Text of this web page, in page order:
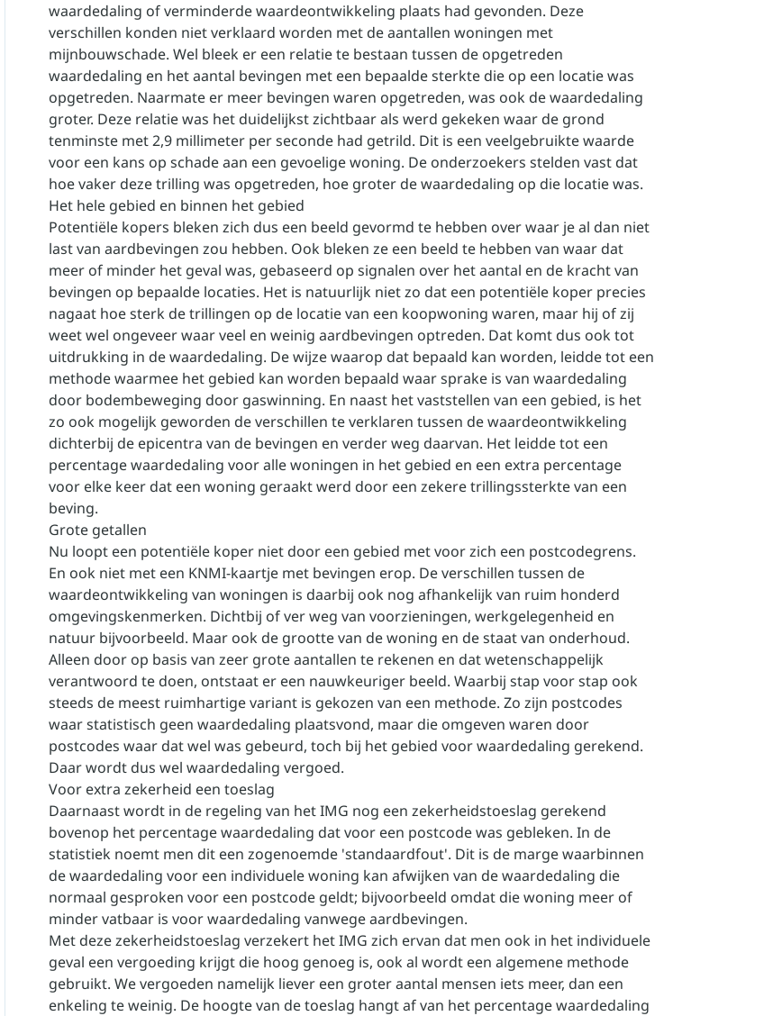
waardedaling of verminderde waardeontwikkeling plaats had gevonden. Deze
verschillen konden niet verklaard worden met de aantallen woningen met
mijnbouwschade. Wel bleek er een relatie te bestaan tussen de opgetreden
waardedaling en het aantal bevingen met een bepaalde sterkte die op een locatie was
opgetreden. Naarmate er meer bevingen waren opgetreden, was ook de waardedaling
groter. Deze relatie was het duidelijkst zichtbaar als werd gekeken waar de grond
tenminste met 2,9 millimeter per seconde had getrild. Dit is een veelgebruikte waarde
voor een kans op schade aan een gevoelige woning. De onderzoekers stelden vast dat
hoe vaker deze trilling was opgetreden, hoe groter de waardedaling op die locatie was.
Het hele gebied en binnen het gebied
Potentiële kopers bleken zich dus een beeld gevormd te hebben over waar je al dan niet
last van aardbevingen zou hebben. Ook bleken ze een beeld te hebben van waar dat
meer of minder het geval was, gebaseerd op signalen over het aantal en de kracht van
bevingen op bepaalde locaties. Het is natuurlijk niet zo dat een potentiële koper precies
nagaat hoe sterk de trillingen op de locatie van een koopwoning waren, maar hij of zij
weet wel ongeveer waar veel en weinig aardbevingen optreden. Dat komt dus ook tot
uitdrukking in de waardedaling. De wijze waarop dat bepaald kan worden, leidde tot een
methode waarmee het gebied kan worden bepaald waar sprake is van waardedaling
door bodembeweging door gaswinning. En naast het vaststellen van een gebied, is het
zo ook mogelijk geworden de verschillen te verklaren tussen de waardeontwikkeling
dichterbij de epicentra van de bevingen en verder weg daarvan. Het leidde tot een
percentage waardedaling voor alle woningen in het gebied en een extra percentage
voor elke keer dat een woning geraakt werd door een zekere trillingssterkte van een
beving.
Grote getallen
Nu loopt een potentiële koper niet door een gebied met voor zich een postcodegrens.
En ook niet met een KNMI-kaartje met bevingen erop. De verschillen tussen de
waardeontwikkeling van woningen is daarbij ook nog afhankelijk van ruim honderd
omgevingskenmerken. Dichtbij of ver weg van voorzieningen, werkgelegenheid en
natuur bijvoorbeeld. Maar ook de grootte van de woning en de staat van onderhoud.
Alleen door op basis van zeer grote aantallen te rekenen en dat wetenschappelijk
verantwoord te doen, ontstaat er een nauwkeuriger beeld. Waarbij stap voor stap ook
steeds de meest ruimhartige variant is gekozen van een methode. Zo zijn postcodes
waar statistisch geen waardedaling plaatsvond, maar die omgeven waren door
postcodes waar dat wel was gebeurd, toch bij het gebied voor waardedaling gerekend.
Daar wordt dus wel waardedaling vergoed.
Voor extra zekerheid een toeslag
Daarnaast wordt in de regeling van het IMG nog een zekerheidstoeslag gerekend
bovenop het percentage waardedaling dat voor een postcode was gebleken. In de
statistiek noemt men dit een zogenoemde 'standaardfout'. Dit is de marge waarbinnen
de waardedaling voor een individuele woning kan afwijken van de waardedaling die
normaal gesproken voor een postcode geldt; bijvoorbeeld omdat die woning meer of
minder vatbaar is voor waardedaling vanwege aardbevingen.
Met deze zekerheidstoeslag verzekert het IMG zich ervan dat men ook in het individuele
geval een vergoeding krijgt die hoog genoeg is, ook al wordt een algemene methode
gebruikt. We vergoeden namelijk liever een groter aantal mensen iets meer, dan een
enkeling te weinig. De hoogte van de toeslag hangt af van het percentage waardedaling